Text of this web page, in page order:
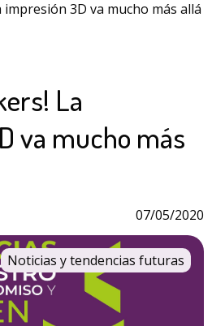
impresión 3D va mucho más allá
La
va mucho más
07/05/2020
Noticias y tendencias futuras